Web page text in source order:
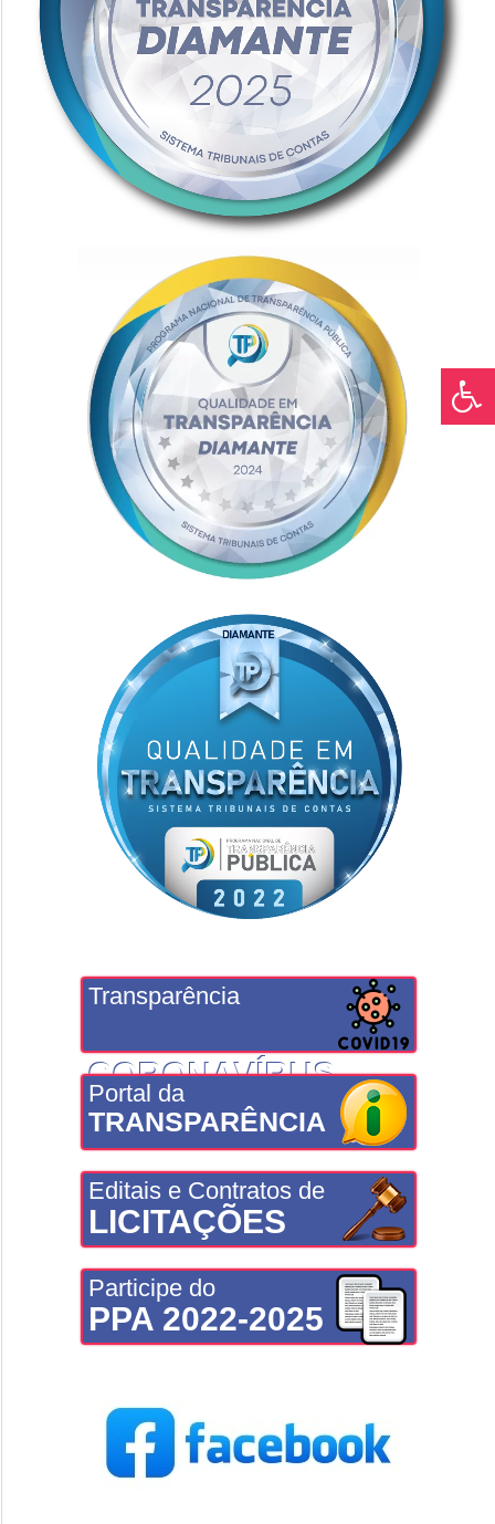
Transparência
CORONAVÍRUS
Portal da
TRANSPARÊNCIA
Editais e Contratos de
LICITAÇÕES
Participe do
PPA 2022-2025